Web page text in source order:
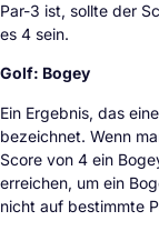
Par-3 ist, sollte der
es 4 sein.
Golf: Bogey
Ein Ergebnis, das
bezeichnet. Wenn
Score von 4 ein
erreichen, um ein
nicht auf bestimmte